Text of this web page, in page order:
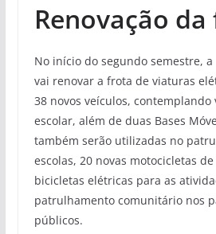
Renovação
No início do segundo semestre,
vai renovar a frota de viaturas
38 novos veículos,
escolar, além de duas Bases
também serão utilizadas no
escolas, 20 novas motocicletas
bicicletas elétricas para as
patrulhamento comunitário nos
públicos.